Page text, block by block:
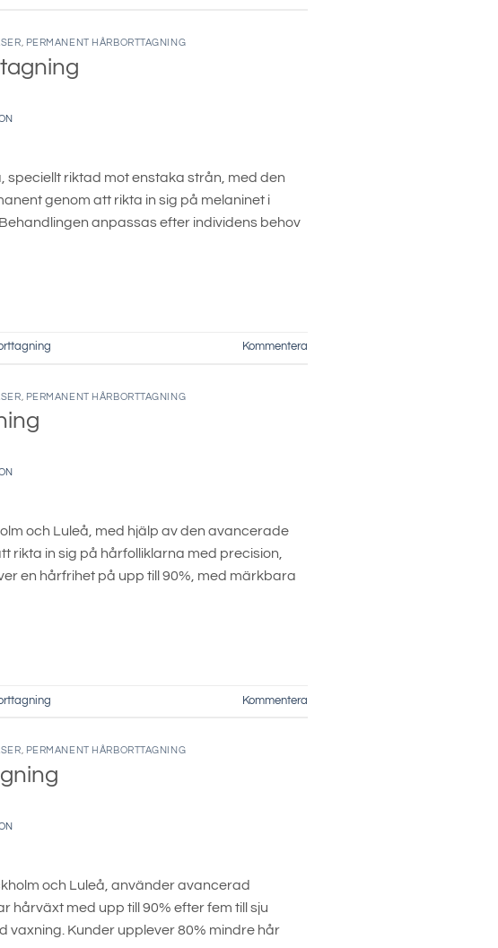
PERMANENT HÅRBORTTAGNING
speciellt riktad mot enstaka strån, med den
genom att rikta in sig på melaninet i
anpassas efter individens behov
Kommentera
PERMANENT HÅRBORTTAGNING
och Luleå, med hjälp av den avancerade
rikta in sig på hårfolliklarna med precision,
en hårfrihet på upp till 90%, med märkbara
Kommentera
, PERMANENT HÅRBORTTAGNING
och Luleå, använder avancerad
hårväxt med upp till 90% efter fem till sju
vaxning. Kunder upplever 80% mindre hår